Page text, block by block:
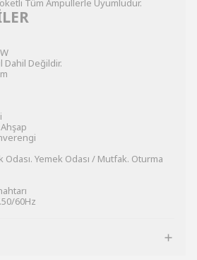
Tüm Ampullerle Uyumludur.
Değildir.
Odası. Yemek Odası / Mutfak. Oturma
60Hz